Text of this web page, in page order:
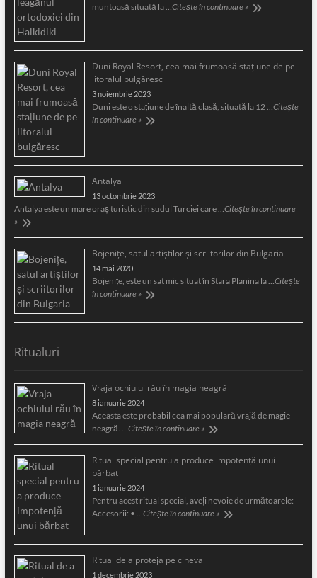
muntoasă situată la … Citește în continuare »
Duni Royal Resort, cea mai frumoasă staţiune de pe
litoralul bulgăresc
3 noiembrie 2023
Duni este o staţiune de înaltă clasă, situată la 12 … Citește
în continuare »
Antalya
13 octombrie 2023
Antalya este un mare oraş turistic din sudul Turciei care … Citește în continuare
»
Bojeniţe, satul artiştilor şi scriitorilor din Bulgaria
14 mai 2020
Bojeniţe, este un sat mic situat în Stara Planina la … Citește
în continuare »
Ritualuri
Vraja ochiului rău în magia neagră
8 ianuarie 2024
Aceasta este probabil cea mai populară vrajă de magie
neagră. … Citește în continuare »
Ritual special pentru a produce impotență unui
bărbat
1 ianuarie 2024
Pentru acest ritual special, aveți nevoie de următoarele:
Accesorii: • … Citește în continuare »
Ritual de a proteja pe cineva
1 decembrie 2023